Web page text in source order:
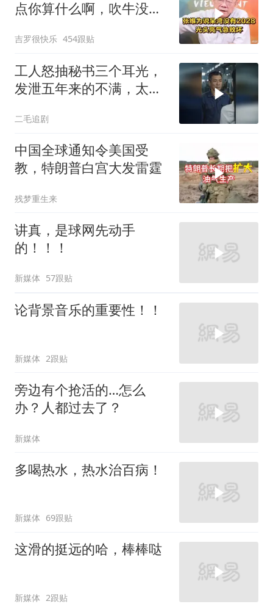
点你算什么啊，吹牛没
吉罗很快乐 454跟贴
工人怒抽秘书三个耳光，
发泄五年来的不满，太解
二毛追剧
中国全球通知令美国受
教，特朗普白宫大发雷霆
残梦重生来
讲真，是球网先动手
的！！！
新媒体 57跟贴
论背景音乐的重要性！！
新媒体 2跟贴
旁边有个抢活的…怎么
办？人都过去了？
新媒体
多喝热水，热水治百病！
新媒体 69跟贴
这滑的挺远的哈，棒棒哒
新媒体 2跟贴